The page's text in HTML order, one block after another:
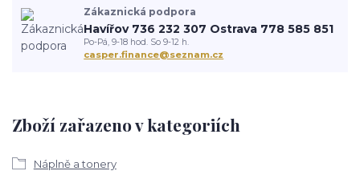
Zboží zařazeno v kategoriích
Náplně a tonery
Zákaznická podpora
Havířov 736 232 307 Ostrava 778 585 851
Po-Pá, 9-18 hod. So 9-12 h.
casper.finance@seznam.cz